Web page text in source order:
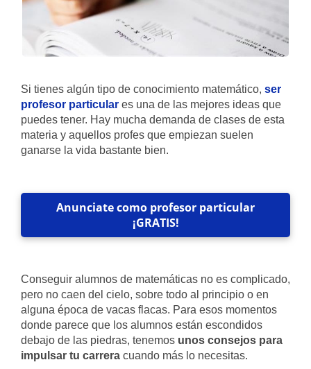
Si tienes algún tipo de conocimiento matemático, ser
profesor particular es una de las mejores ideas que
puedes tener. Hay mucha demanda de clases de esta
materia y aquellos profes que empiezan suelen
ganarse la vida bastante bien.
Anunciate como profesor particular
¡GRATIS!
Conseguir alumnos de matemáticas no es complicado,
pero no caen del cielo, sobre todo al principio o en
alguna época de vacas flacas. Para esos momentos
donde parece que los alumnos están escondidos
debajo de las piedras, tenemos unos consejos para
impulsar tu carrera cuando más lo necesitas.